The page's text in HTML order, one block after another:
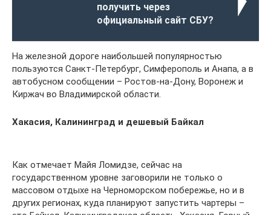
получить через
официальный сайт СБУ?
На железной дороге наибольшей популярностью
пользуются Санкт-Петербург, Симферополь и Анапа, а в
автобусном сообщении – Ростов-на-Дону, Воронеж и
Киржач во Владимирской области.
Хакасия, Калининград и дешевый Байкал
Как отмечает Майя Ломидзе, сейчас на
государственном уровне заговорили не только о
массовом отдыхе на Черноморском побережье, но и в
других регионах, куда планируют запустить чартеры –